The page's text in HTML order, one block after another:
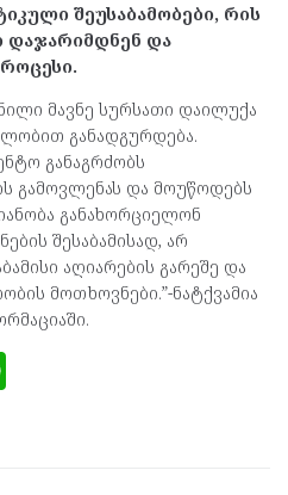
შეუსაბამობები, რის
დაჯარიმდნენ და
მავნე სურსათი დაილუქა
განადგურდება.
განაგრძობს
გამოვლენას და მოუწოდებს
განახორციელონ
შესაბამისად, არ
აღიარების გარეშე და
მოთხოვნები.”-ნატქვამია